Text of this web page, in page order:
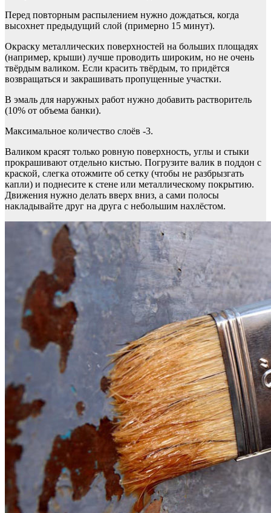
Перед повторным распылением нужно дождаться, когда
высохнет предыдущий слой (примерно 15 минут).
Окраску металлических поверхностей на больших площадях
(например, крыши) лучше проводить широким, но не очень
твёрдым валиком. Если красить твёрдым, то придётся
возвращаться и закрашивать пропущенные участки.
В эмаль для наружных работ нужно добавить растворитель
(10% от объема банки).
Максимальное количество слоёв -3.
Валиком красят только ровную поверхность, углы и стыки
прокрашивают отдельно кистью. Погрузите валик в поддон с
краской, слегка отожмите об сетку (чтобы не разбрызгать
капли) и поднесите к стене или металлическому покрытию.
Движения нужно делать вверх вниз, а сами полосы
накладывайте друг на друга с небольшим нахлёстом.